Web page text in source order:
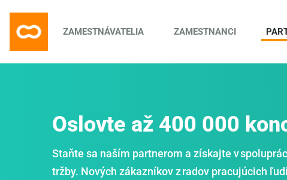
ZAMESTNÁVATELIA ZAMESTNANCI
Oslovte až 400 000
Staňte sa naším partnerom a získajte v
tržby. Nových zákazníkov z radov pracujúcich